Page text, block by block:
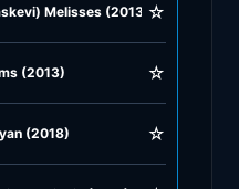
Melisses (2013) ☆
(2013) ☆
(2018) ☆